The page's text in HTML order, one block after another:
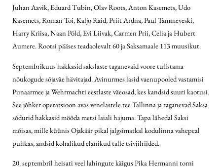
Juhan Aavik, Eduard Tubin, Olav Roots, Anton Kasemets, Udo
Kasemets, Roman Toi, Kaljo Raid, Priit Ardna, Paul Tammeveski,
Harry Kriisa, Naan Põld, Evi Liivak, Carmen Prii, Celia ja Hubert
Aumere. Rootsi pääses teadaolevalt 60 ja Saksamaale 113 muusikut.
Septembrikuus hakkasid sakslaste taganevaid voore tulistama
nõukogude sõjaväe hävitajad. Avinurmes lasid vaenupooled vastamisi
Punaarmee ja Wehrmachti eestlaste väeosad, kes kandsid suuri kaotusi.
See jõhker operatsioon avas venelastele tee Tallinna ja taganevad Saksa
sõdurid hakkasid mööda metsi laiali hajuma. Tapa lähedal Saksi
mõisas, mille küünis Ojakäär pikal jalgsimatkal kodulinna vahepeal
puhkas, andsid kohalikud elanikud talle tsiviilriided.
20. septembril heisati veel lahingute käigus Pika Hermanni torni